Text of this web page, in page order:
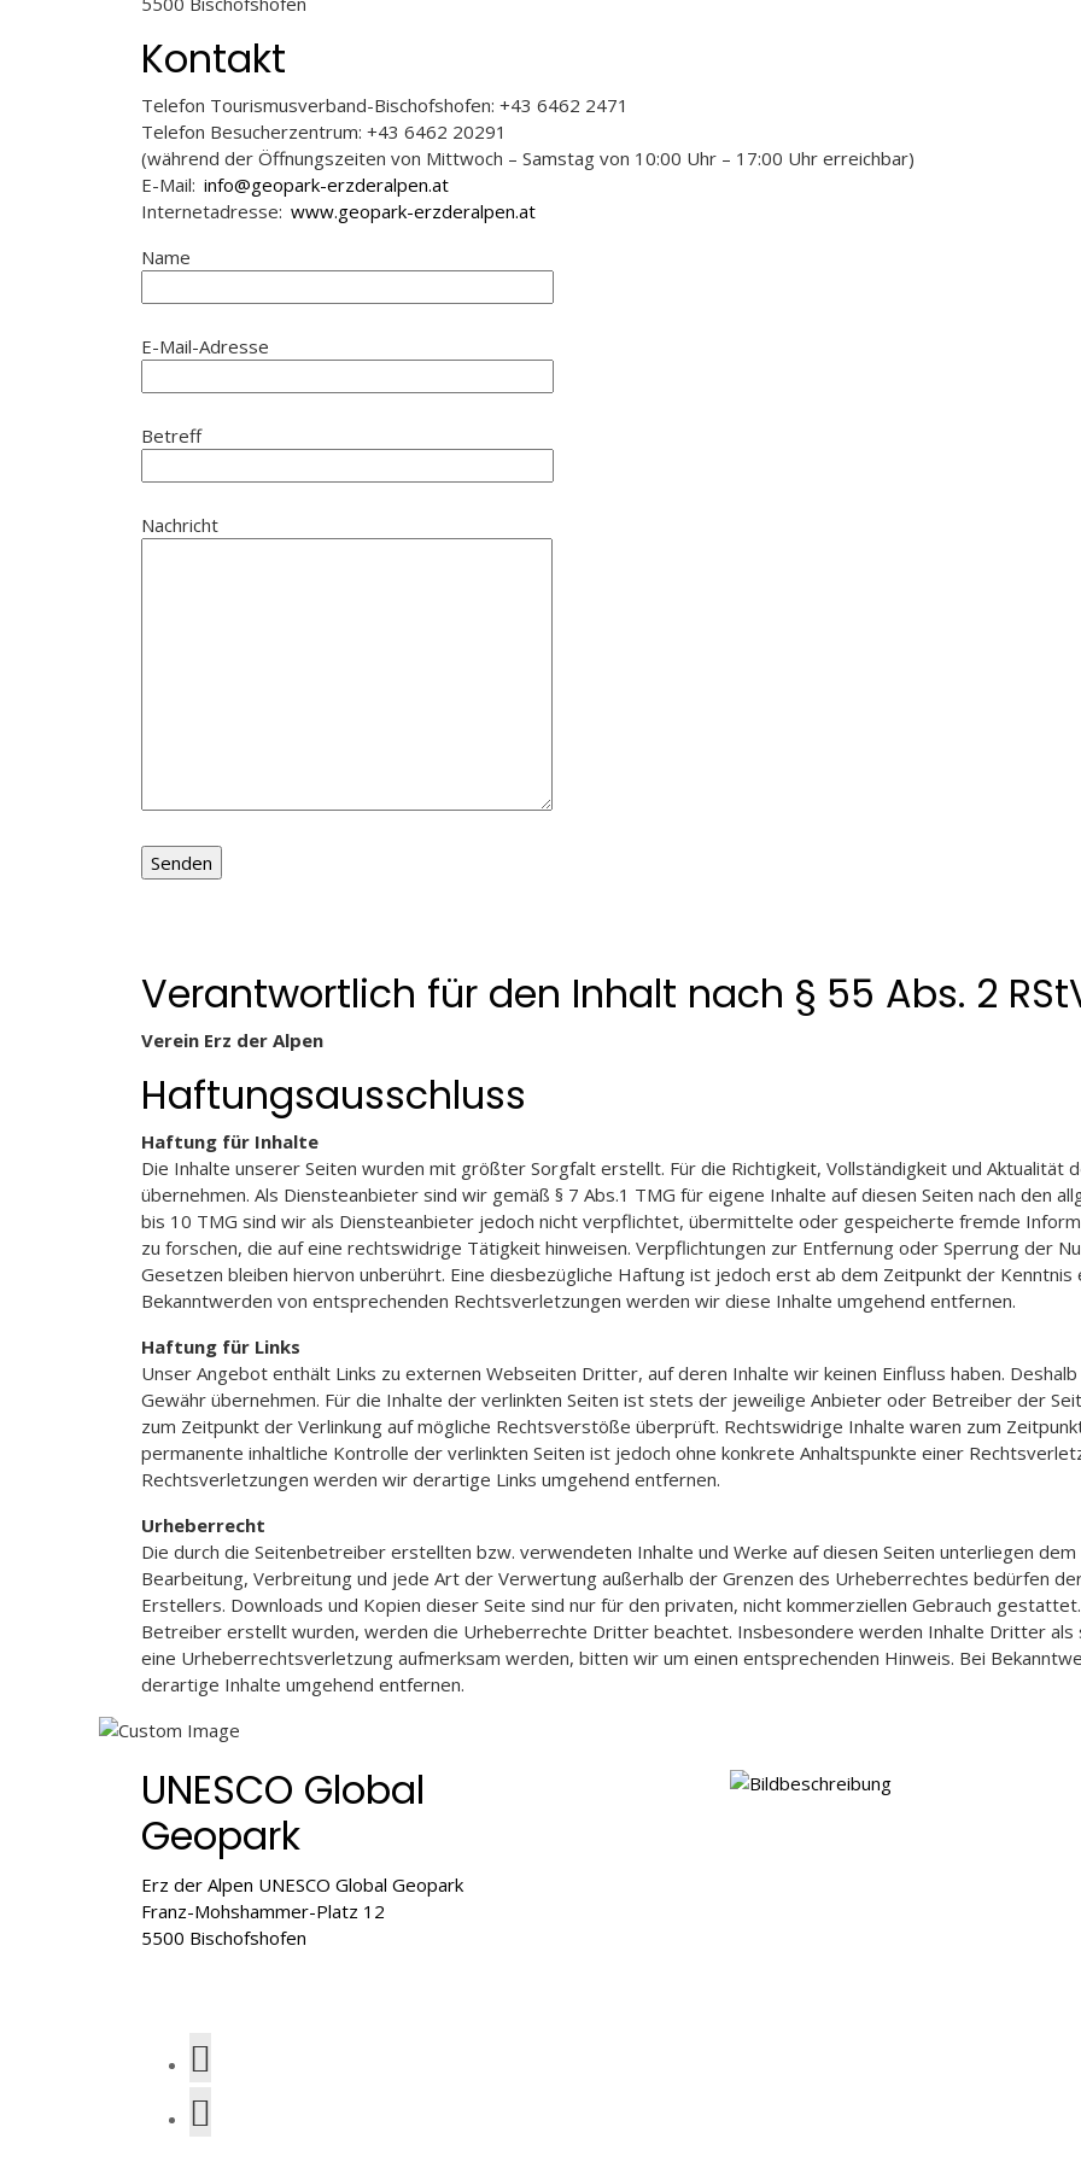
Kontakt
Telefon Tourismusverband-Bischofshofen: +43 6462 2471
Telefon Besucherzentrum: +43 6462 20291
(während der Öffnungszeiten von Mittwoch – Samstag von 10:00 Uhr – 17:00 Uhr erreichbar)
E-Mail: info@geopark-erzderalpen.at
Internetadresse: www.geopark-erzderalpen.at
Name
E-Mail-Adresse
Betreff
Nachricht
Verantwortlich für den Inhalt nach § 55 Abs. 2
Verein Erz der Alpen
Haftungsausschluss
Haftung für Inhalte
Die Inhalte unserer Seiten wurden mit größter Sorgfalt erstellt. Für die Richtigkeit, Vollständigkeit und Aktualität
übernehmen. Als Diensteanbieter sind wir gemäß § 7 Abs.1 TMG für eigene Inhalte auf diesen Seiten nach den
bis 10 TMG sind wir als Diensteanbieter jedoch nicht verpflichtet, übermittelte oder gespeicherte fremde
zu forschen, die auf eine rechtswidrige Tätigkeit hinweisen. Verpflichtungen zur Entfernung oder Sperrung der
Gesetzen bleiben hiervon unberührt. Eine diesbezügliche Haftung ist jedoch erst ab dem Zeitpunkt der
Bekanntwerden von entsprechenden Rechtsverletzungen werden wir diese Inhalte umgehend entfernen.
Haftung für Links
Unser Angebot enthält Links zu externen Webseiten Dritter, auf deren Inhalte wir keinen Einfluss haben.
Gewähr übernehmen. Für die Inhalte der verlinkten Seiten ist stets der jeweilige Anbieter oder Betreiber der
zum Zeitpunkt der Verlinkung auf mögliche Rechtsverstöße überprüft. Rechtswidrige Inhalte waren zum
permanente inhaltliche Kontrolle der verlinkten Seiten ist jedoch ohne konkrete Anhaltspunkte einer
Rechtsverletzungen werden wir derartige Links umgehend entfernen.
Urheberrecht
Die durch die Seitenbetreiber erstellten bzw. verwendeten Inhalte und Werke auf diesen Seiten unterliegen
Bearbeitung, Verbreitung und jede Art der Verwertung außerhalb der Grenzen des Urheberrechtes bedürfen
Erstellers. Downloads und Kopien dieser Seite sind nur für den privaten, nicht kommerziellen Gebrauch
Betreiber erstellt wurden, werden die Urheberrechte Dritter beachtet. Insbesondere werden Inhalte Dritter als
eine Urheberrechtsverletzung aufmerksam werden, bitten wir um einen entsprechenden Hinweis. Bei
derartige Inhalte umgehend entfernen.
UNESCO Global
Geopark
Erz der Alpen UNESCO Global Geopark
Franz-Mohshammer-Platz 12
5500 Bischofshofen